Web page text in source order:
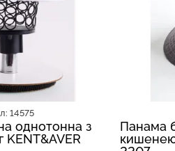
14575
однотонна з
Панама
кишенею